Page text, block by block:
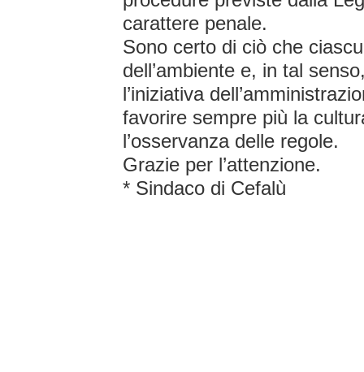
carattere penale.
Sono certo di ciò che
dell’ambiente e, in tal
l’iniziativa
favorire sempre più la
l’osservanza delle regole.
Grazie per l’attenzione.
* Sindaco di Cefalù